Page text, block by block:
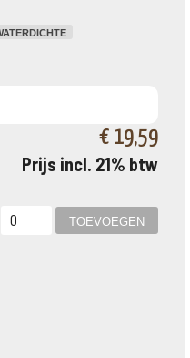
€ 19,59
Prijs incl. 21% btw